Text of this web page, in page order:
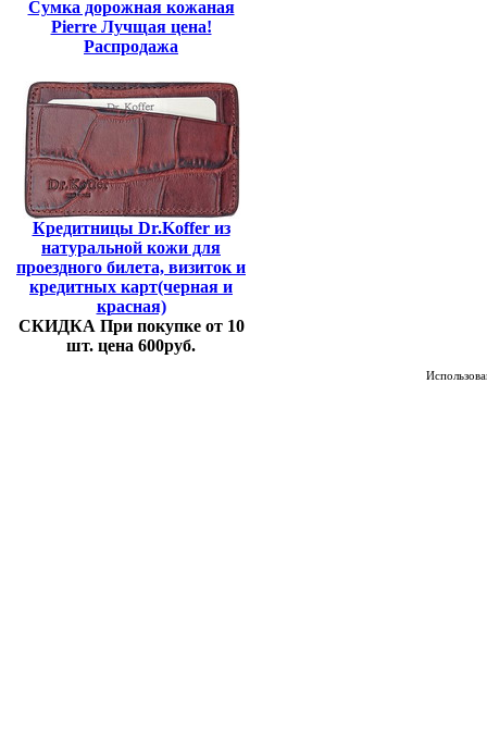
Сумка дорожная кожаная
Pierre Лучщая цена!
Распродажа
Кредитницы Dr.Koffer из
натуральной кожи для
проездного билета, визиток и
кредитных карт(черная и
красная)
СКИДКА При покупке от 10
шт. цена 600руб.